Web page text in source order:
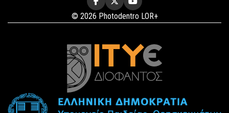
© 2026 Photodentro LOR+